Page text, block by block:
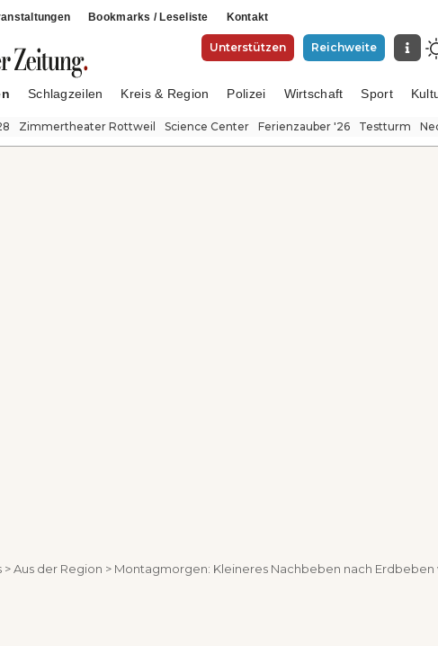
Bookmarks / Leseliste Kontakt
Unterstützen Reichweite
Schlagzeilen Kreis & Region Polizei Wirtschaft Sport
Zimmertheater Rottweil Science Center Ferienzauber '26 Testturm
>Aus der Region > Montagmorgen: Kleineres Nachbeben nach Erdbeben